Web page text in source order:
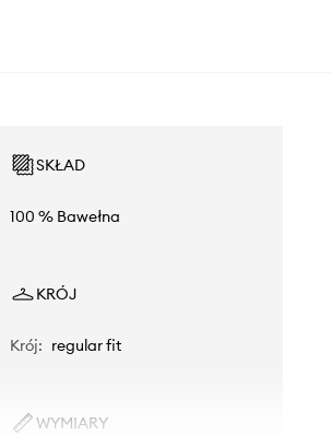
SKŁAD
100 % Bawełna
KRÓJ
Krój: regular fit
WYMIARY